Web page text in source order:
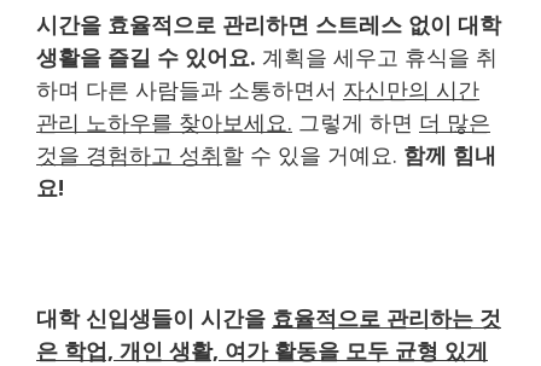
시간을 효율적으로 관리하면 스트레스 없이 대학
생활을 즐길 수 있어요. 계획을 세우고 휴식을 취
하며 다른 사람들과 소통하면서 자신만의 시간
관리 노하우를 찾아보세요. 그렇게 하면 더 많은
것을 경험하고 성취할 수 있을 거예요. 함께 힘내
요!
대학 신입생들이 시간을 효율적으로 관리하는 것
은 학업, 개인 생활, 여가 활동을 모두 균형 있게